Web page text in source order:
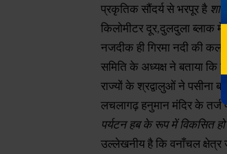
प्रकृतिक सौंदर्य से भरपूर है
किलोमीटर दूर,दुलदुला ब्लाक
नजदीक ही गिरमा नदी की
समिति के अध्यक्ष ने बताया कि
राज्यों के श्रद्वालुओं ने पसीना
लचलागढ़ हनुमान मंदिर के तर्ज
पर्यटन हब के रूप में विकसित
उल्लेखनीय है कि वनाँचल क्षेत्र